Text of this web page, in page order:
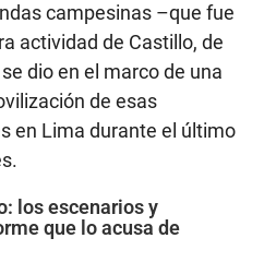
campesinas –que fue
actividad de Castillo, de
dio en el marco de una
de esas
en Lima durante el último
los escenarios y
que lo acusa de